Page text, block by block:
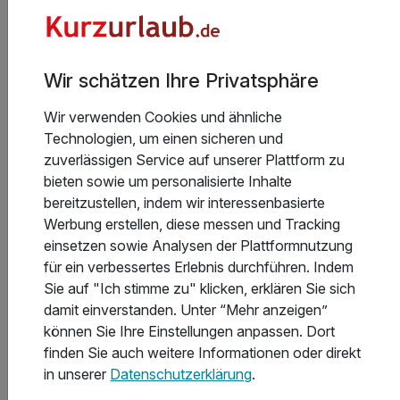
essen?
Welche Hotels im Thüringer Wald haben den besten
In welchen Hotels im Thüringer Wald gibt es das beste
Sport- und Freizeitangebot?
Welche Hotels im Thüringer Wald bieten die besten
Freizeit- und Ausflugsmöglichkeiten?
Welche Auszeichnungen haben die Hotels im
Thüringer Wald erhalten?
Wir schätzen Ihre Privatsphäre
Wir verwenden Cookies und ähnliche
Technologien, um einen sicheren und
zuverlässigen Service auf unserer Plattform zu
bieten sowie um personalisierte Inhalte
bereitzustellen, indem wir interessenbasierte
Werbung erstellen, diese messen und Tracking
einsetzen sowie Analysen der Plattformnutzung
für ein verbessertes Erlebnis durchführen. Indem
Sie auf "Ich stimme zu" klicken, erklären Sie sich
damit einverstanden. Unter “Mehr anzeigen”
können Sie Ihre Einstellungen anpassen. Dort
finden Sie auch weitere Informationen oder direkt
in unserer Datenschutzerklärung.